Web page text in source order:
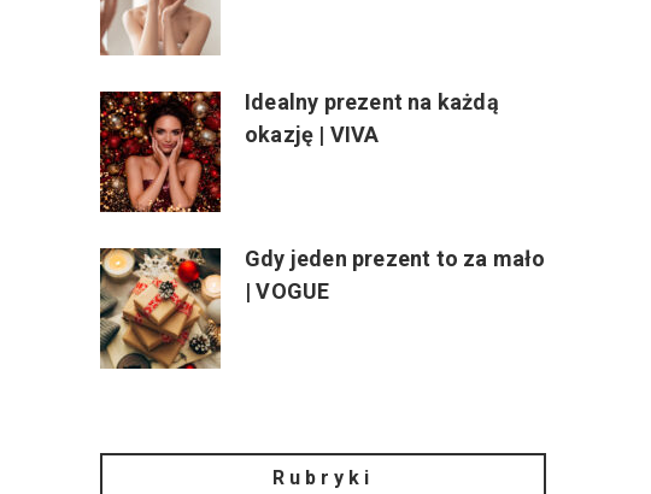
Idealny prezent na każdą
okazję | VIVA
Gdy jeden prezent to za mało
| VOGUE
Rubryki